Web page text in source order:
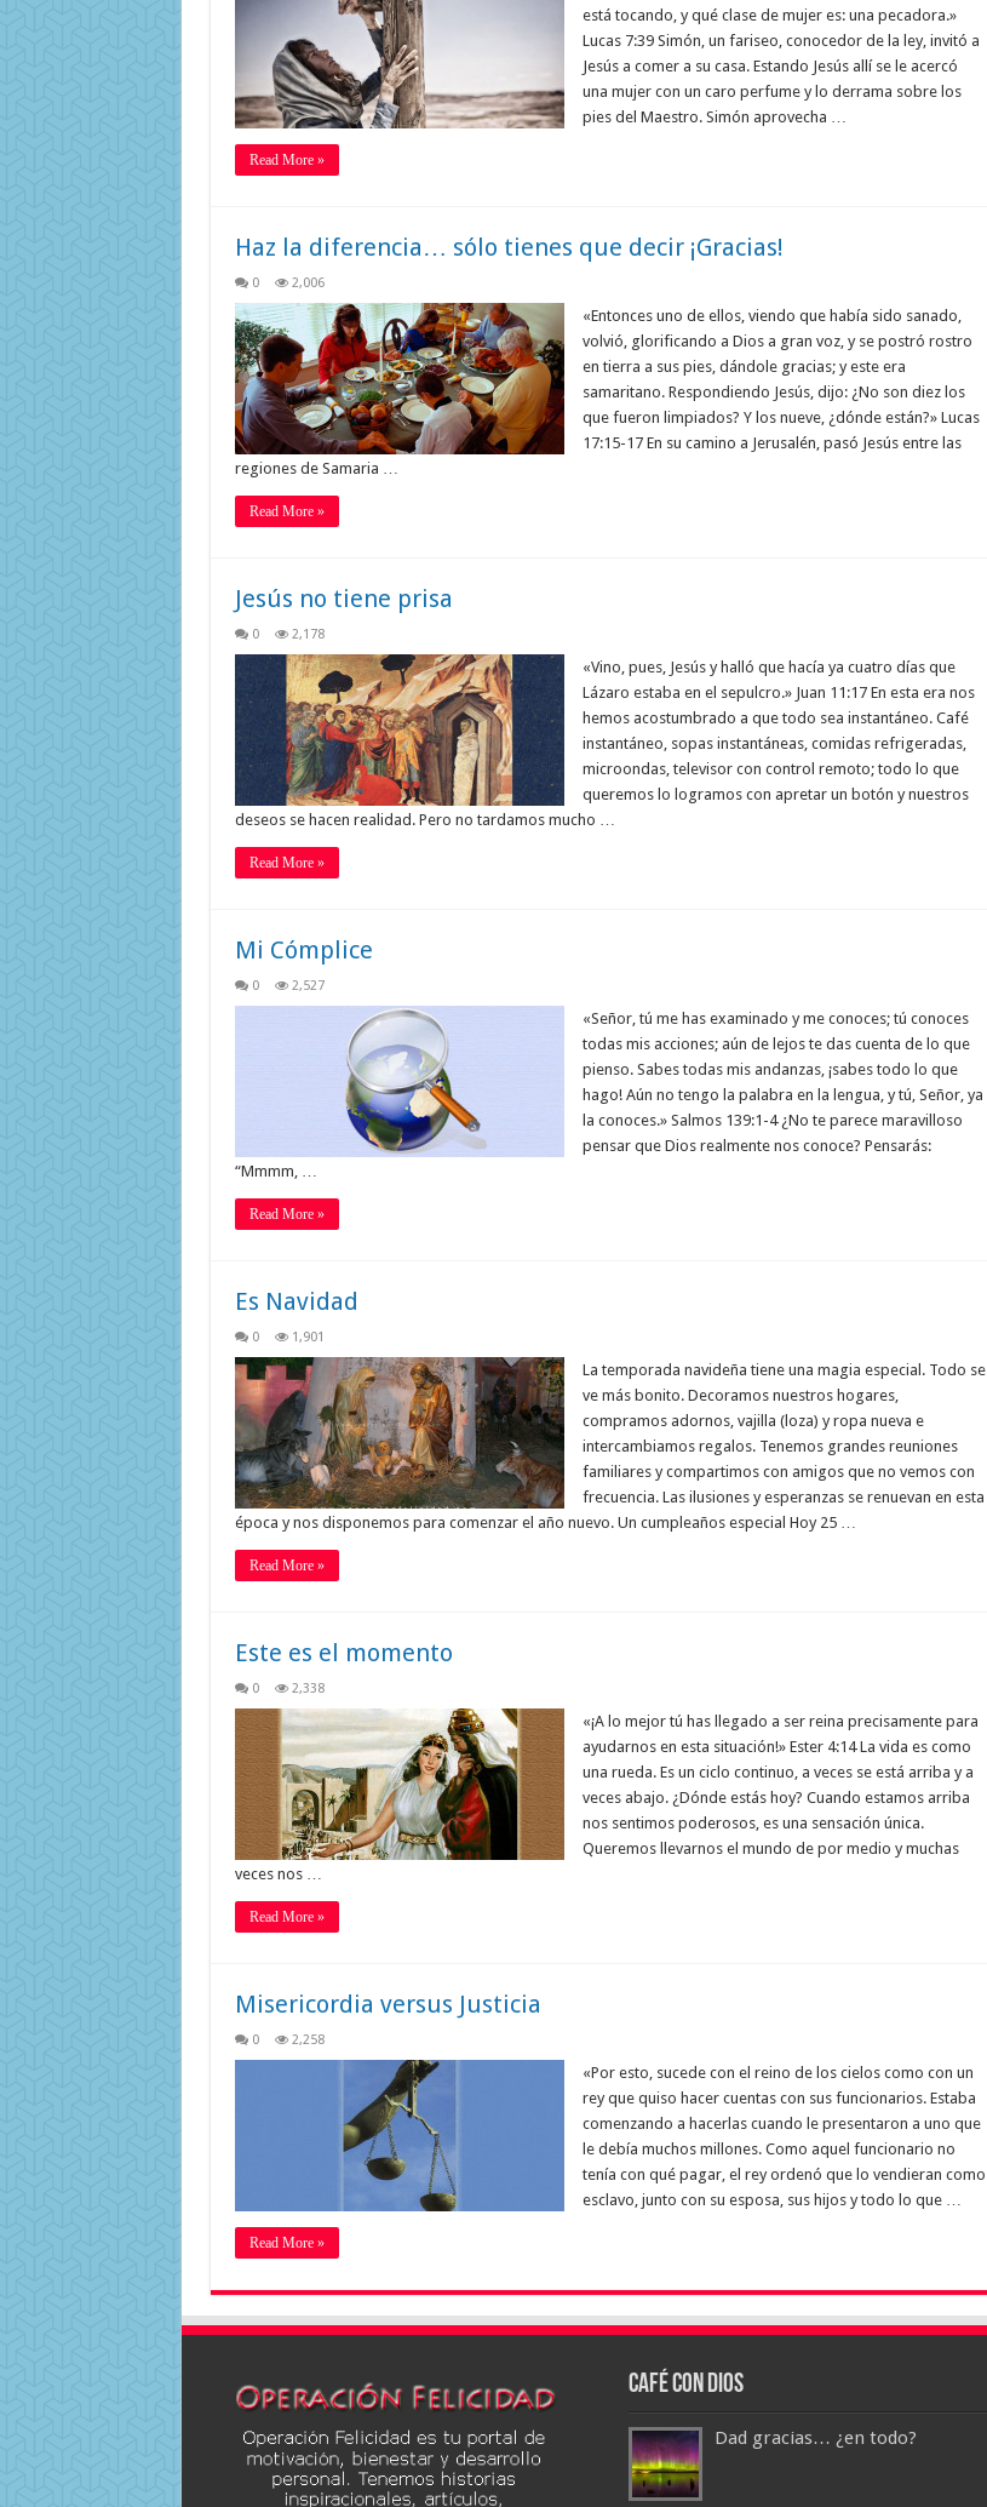
está tocando, y qué clase de mujer es: una pecadora.»
Lucas 7:39 Simón, un fariseo, conocedor de la ley, invitó a
Jesús a comer a su casa. Estando Jesús allí se le acercó
una mujer con un caro perfume y lo derrama sobre los
pies del Maestro. Simón aprovecha …
Read More »
Haz la diferencia… sólo tienes que decir ¡Gracias!
0 2,006
«Entonces uno de ellos, viendo que había sido sanado,
volvió, glorificando a Dios a gran voz, y se postró rostro
en tierra a sus pies, dándole gracias; y este era
samaritano. Respondiendo Jesús, dijo: ¿No son diez los
que fueron limpiados? Y los nueve, ¿dónde están?» Lucas
17:15-17 En su camino a Jerusalén, pasó Jesús entre las
regiones de Samaria …
Read More »
Jesús no tiene prisa
0 2,178
«Vino, pues, Jesús y halló que hacía ya cuatro días que
Lázaro estaba en el sepulcro.» Juan 11:17 En esta era nos
hemos acostumbrado a que todo sea instantáneo. Café
instantáneo, sopas instantáneas, comidas refrigeradas,
microondas, televisor con control remoto; todo lo que
queremos lo logramos con apretar un botón y nuestros
deseos se hacen realidad. Pero no tardamos mucho …
Read More »
Mi Cómplice
0 2,527
«Señor, tú me has examinado y me conoces; tú conoces
todas mis acciones; aún de lejos te das cuenta de lo que
pienso. Sabes todas mis andanzas, ¡sabes todo lo que
hago! Aún no tengo la palabra en la lengua, y tú, Señor, ya
la conoces.» Salmos 139:1-4 ¿No te parece maravilloso
pensar que Dios realmente nos conoce? Pensarás:
“Mmmm, …
Read More »
Es Navidad
0 1,901
La temporada navideña tiene una magia especial. Todo se
ve más bonito. Decoramos nuestros hogares,
compramos adornos, vajilla (loza) y ropa nueva e
intercambiamos regalos. Tenemos grandes reuniones
familiares y compartimos con amigos que no vemos con
frecuencia. Las ilusiones y esperanzas se renuevan en esta
época y nos disponemos para comenzar el año nuevo. Un cumpleaños especial Hoy 25 …
Read More »
Este es el momento
0 2,338
«¡A lo mejor tú has llegado a ser reina precisamente para
ayudarnos en esta situación!» Ester 4:14 La vida es como
una rueda. Es un ciclo continuo, a veces se está arriba y a
veces abajo. ¿Dónde estás hoy? Cuando estamos arriba
nos sentimos poderosos, es una sensación única.
Queremos llevarnos el mundo de por medio y muchas
veces nos …
Read More »
Misericordia versus Justicia
0 2,258
«Por esto, sucede con el reino de los cielos como con un
rey que quiso hacer cuentas con sus funcionarios. Estaba
comenzando a hacerlas cuando le presentaron a uno que
le debía muchos millones. Como aquel funcionario no
tenía con qué pagar, el rey ordenó que lo vendieran como
esclavo, junto con su esposa, sus hijos y todo lo que …
Read More »
Café con Dios
Dad gracias… ¿en todo?